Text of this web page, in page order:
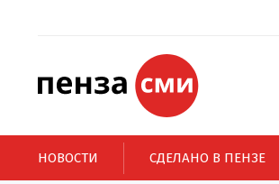
НОВОСТИ СДЕЛАНО В ПЕНЗЕ